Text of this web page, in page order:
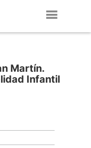
Martín.
Infantil